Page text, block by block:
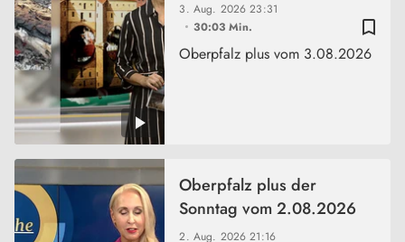
bookmark_border
3. Aug. 202623:31
30:03 Min.
Oberpfalz plus vom 3.08.2026
2. Aug. 202621:16
Oberpfalz plus der
Sonntag vom 2.08.2026